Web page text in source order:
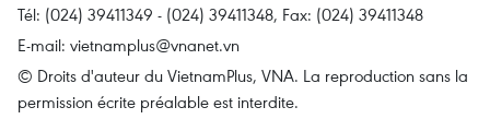
Tél: (024) 39411349 - (024) 39411348, Fax: (024) 39411348
E-mail: vietnamplus@vnanet.vn
© Droits d'auteur du VietnamPlus, VNA. La reproduction sans la
permission écrite préalable est interdite.